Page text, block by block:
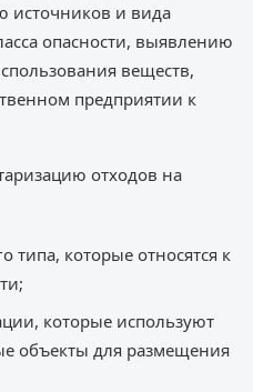
источников и вида
опасности, выявлению
веществ,
предприятии к
отходов на
которые относятся к
которые используют
объекты для размещения